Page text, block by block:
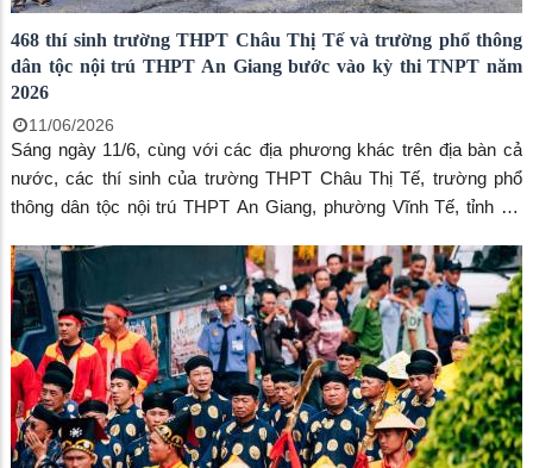
468 thí sinh trường THPT Châu Thị Tế và trường phổ thông
dân tộc nội trú THPT An Giang bước vào kỳ thi TNPT năm
2026
11/06/2026
Sáng ngày 11/6, cùng với các địa phương khác trên địa bàn cả
nước, các thí sinh của trường THPT Châu Thị Tế, trường phổ
thông dân tộc nội trú THPT An Giang, phường Vĩnh Tế, tỉnh An
02 môn thi Ngữ Văn và Toán.